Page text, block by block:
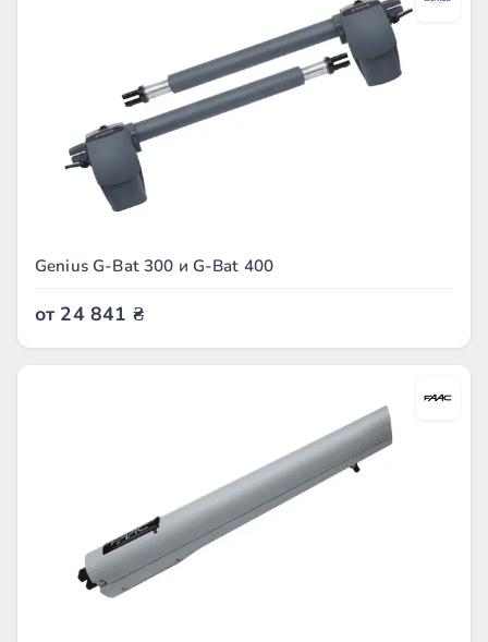
Genius G-Bat 300 и G-Bat 400
от 24 841 ₴